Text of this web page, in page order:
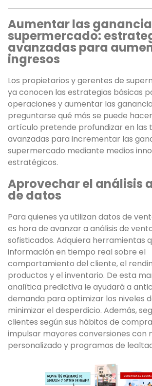
Aumentar las
supermercado:
avanzadas para
ingresos
Los propietarios y gerentes de
ya conocen las estrategias básicas
operaciones y aumentar las
preguntarse qué más se puede
artículo pretende profundizar en las
avanzadas para incrementar las
supermercado mediante medios
estratégicos.
Aprovechar el análisis
de datos
Para quienes ya utilizan datos de
es hora de avanzar a análisis de
sofisticados. Adquiera herramientas
información en tiempo real sobre el
comportamiento del cliente, el
productos y el inventario. De esta
analítica predictiva le ayudará a
demanda para optimizar los niveles
minimizar el desperdicio. Además,
clientes según sus hábitos de
impulsar mayores conversiones con
personalizado y programas de